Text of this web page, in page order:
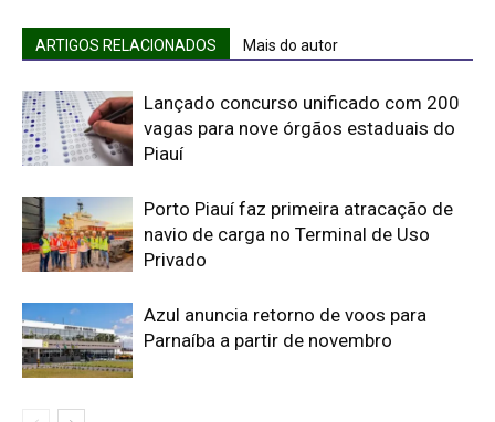
ARTIGOS RELACIONADOS Mais do autor
Lançado concurso unificado com 200
vagas para nove órgãos estaduais do
Piauí
Porto Piauí faz primeira atracação de
navio de carga no Terminal de Uso
Privado
Azul anuncia retorno de voos para
Parnaíba a partir de novembro